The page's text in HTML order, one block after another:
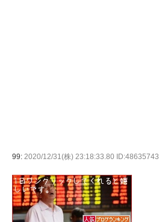
99: 2020/12/31(株) 23:18:33.80 ID:48635743